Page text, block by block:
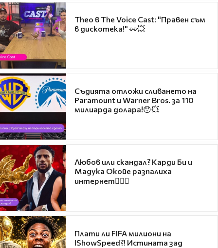
Theo в The Voice Cast: "Правен съм
в дискотека!" 👀💥
Съдията отложи сливането на
Paramount и Warner Bros. за 110
милиарда долара!😯💥
Любов или скандал? Карди Би и
Мадука Окойе разпалиха
интернет❤️‍🔥🔥
Плати ли FIFA милиони на
IShowSpeed?! Истината зад